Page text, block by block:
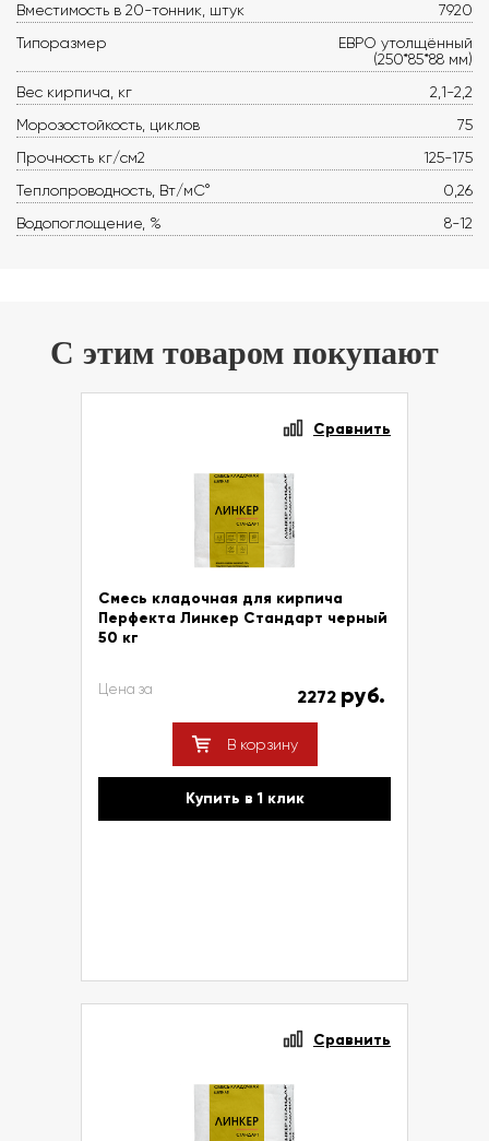
Вместимость в 20-тонник, штук
7920
Типоразмер
ЕВРО утолщённый
(250*85*88 мм)
Вес кирпича, кг
2,1-2,2
Морозостойкость, циклов
75
Прочность кг/см2
125-175
Теплопроводность, Вт/мС°
0,26
Водопоглощение, %
8-12
С этим товаром покупают
Сравнить
Смесь кладочная для кирпича
Перфекта Линкер Стандарт черный
50 кг
Цена за 2272 руб.
В корзину
Купить в 1 клик
Сравнить